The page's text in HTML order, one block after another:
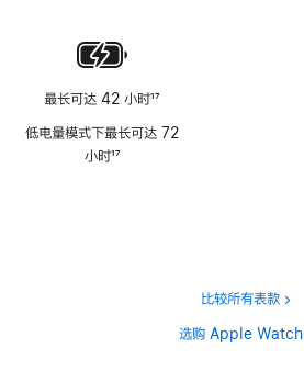
最长可达 42 小时17
低电量模式下最长可达 72
小时17
比较所有表款
选购 Apple Watch